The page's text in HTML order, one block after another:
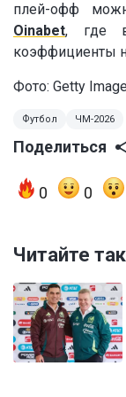
плей-офф
Oinabet, где
коэффициенты
Фото: Getty
Футбол ЧМ-2026
Поделиться
0 0
Читайте